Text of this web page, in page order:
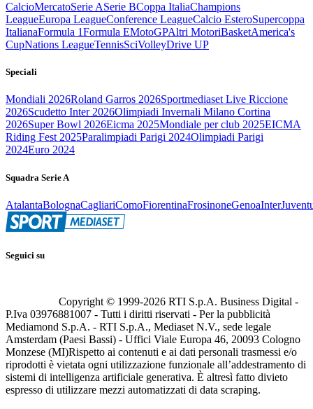
CalcioMercatoSerie ASerie BCoppa ItaliaChampions
LeagueEuropa LeagueConference LeagueCalcio EsteroSupercoppa
ItalianaFormula 1Formula EMotoGPAltri MotoriBasketAmerica's
CupNations LeagueTennisSciVolleyDrive UP
Speciali
Mondiali 2026Roland Garros 2026Sportmediaset Live Riccione
2026Scudetto Inter 2026Olimpiadi Invernali Milano Cortina
2026Super Bowl 2026Eicma 2025Mondiale per club 2025EICMA
Riding Fest 2025Paralimpiadi Parigi 2024Olimpiadi Parigi
2024Euro 2024
Squadra Serie A
AtalantaBolognaCagliariComoFiorentinaFrosinoneGenoaInter
Seguici su
Copyright © 1999-2026 RTI S.p.A. Business Digital -
P.Iva 03976881007 - Tutti i diritti riservati - Per la pubblicità
Mediamond S.p.A. - RTI S.p.A., Mediaset N.V., sede legale
Amsterdam (Paesi Bassi) - Uffici Viale Europa 46, 20093 Cologno
Monzese (MI)Rispetto ai contenuti e ai dati personali trasmessi e/o
riprodotti è vietata ogni utilizzazione funzionale all’addestramento di
sistemi di intelligenza artificiale generativa. È altresì fatto divieto
espresso di utilizzare mezzi automatizzati di data scraping.